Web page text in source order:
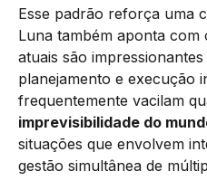
Esse padrão reforça uma
Luna também aponta com
atuais são
planejamento e execução
frequentemente vacilam
imprevisibilidade do
situações que envolvem
gestão simultânea de